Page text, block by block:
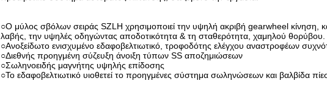
○Ο μύλος σβόλων σειράς SZLH χρησιμοποιεί την υψηλή ακριβή gearwheel
λαβής, την υψηλές οδηγώντας αποδοτικότητα & τη σταθερότητα, χαμηλού θορύβου.
○Ανοξείδωτο ενισχυμένο εδαφοβελτιωτικό, τροφοδότης ελέγχου αναστροφέων
○Διεθνής προηγμένη σύζευξη άνοιξη τύπων SS αποζημιώσεων
○Σωληνοειδής μαγνήτης υψηλής επίδοσης
○Το εδαφοβελτιωτικό υιοθετεί το προηγμένες σύστημα σωληνώσεων και βαλβίδα